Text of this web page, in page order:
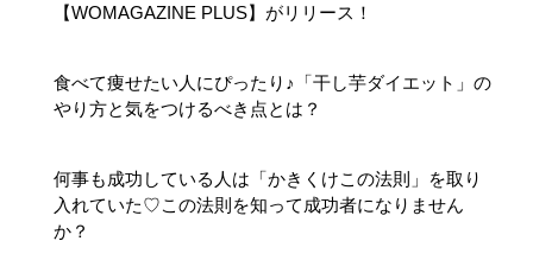
【WOMAGAZINE PLUS】がリリース！
食べて痩せたい人にぴったり♪「干し芋ダイエット」の
やり方と気をつけるべき点とは？
何事も成功している人は「かきくけこの法則」を取り
入れていた♡この法則を知って成功者になりません
か？